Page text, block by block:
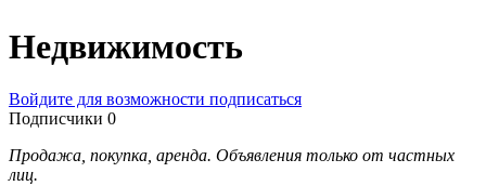
Недвижимость
Войдите для возможности подписаться
Подписчики 0
Продажа, покупка, аренда. Объявления только от частных
лиц.